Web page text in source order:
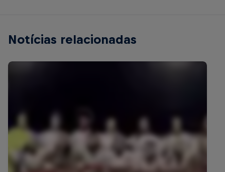
Notícias relacionadas